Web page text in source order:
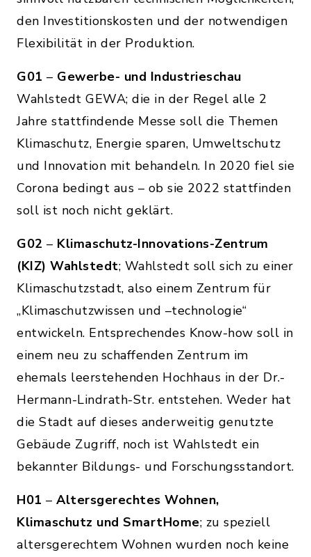
den Investitionskosten und der notwendigen
Flexibilität in der Produktion.
G01 – Gewerbe- und Industrieschau
Wahlstedt GEWA; die in der Regel alle 2
Jahre stattfindende Messe soll die Themen
Klimaschutz, Energie sparen, Umweltschutz
und Innovation mit behandeln. In 2020 fiel sie
Corona bedingt aus – ob sie 2022 stattfinden
soll ist noch nicht geklärt.
G02 – Klimaschutz-Innovations-Zentrum
(KIZ) Wahlstedt; Wahlstedt soll sich zu einer
Klimaschutzstadt, also einem Zentrum für
„Klimaschutzwissen und –technologie“
entwickeln. Entsprechendes Know-how soll in
einem neu zu schaffenden Zentrum im
ehemals leerstehenden Hochhaus in der Dr.-
Hermann-Lindrath-Str. entstehen. Weder hat
die Stadt auf dieses anderweitig genutzte
Gebäude Zugriff, noch ist Wahlstedt ein
bekannter Bildungs- und Forschungsstandort.
H01 – Altersgerechtes Wohnen,
Klimaschutz und SmartHome; zu speziell
altersgerechtem Wohnen wurden noch keine